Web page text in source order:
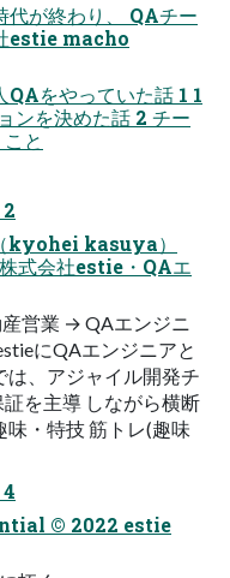
が終わり、 QAチー
estie macho
をやっていた話 1 1
ンを決めた話 2 チー
と
kasuya）
式会社estie・QAエ
営業 → QAエンジニ
にQAエンジニアと
は、アジャイル開発チ
を主導 しながら横断
・特技 筋トレ(趣味
© 2022 estie